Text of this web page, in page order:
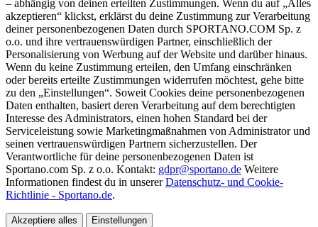
– abhängig von deinen erteilten Zustimmungen. Wenn du auf „Alles
akzeptieren“ klickst, erklärst du deine Zustimmung zur Verarbeitung
deiner personenbezogenen Daten durch SPORTANO.COM Sp. z
o.o. und ihre vertrauenswürdigen Partner, einschließlich der
Personalisierung von Werbung auf der Website und darüber hinaus.
Wenn du keine Zustimmung erteilen, den Umfang einschränken
oder bereits erteilte Zustimmungen widerrufen möchtest, gehe bitte
zu den „Einstellungen“. Soweit Cookies deine personenbezogenen
Daten enthalten, basiert deren Verarbeitung auf dem berechtigten
Interesse des Administrators, einen hohen Standard bei der
Serviceleistung sowie Marketingmaßnahmen von Administrator und
seinen vertrauenswürdigen Partnern sicherzustellen. Der
Verantwortliche für deine personenbezogenen Daten ist
Sportano.com Sp. z o.o. Kontakt: gdpr@sportano.de Weitere
Informationen findest du in unsererDatenschutz- und Cookie-
Richtlinie - Sportano.de.
Akzeptiere alles Einstellungen